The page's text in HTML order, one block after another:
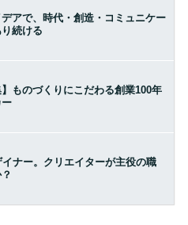
アで、時代・創造・コミュニケー
続ける
】ものづくりにこだわる創業100年
ナー。クリエイターが主役の職